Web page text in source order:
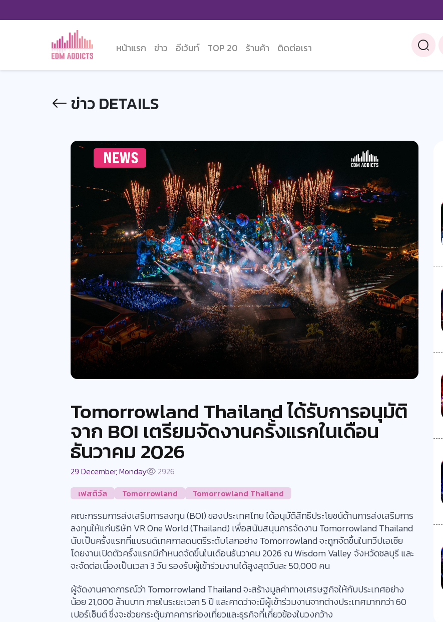
หน้าแรก ข่าว อีเว้นท์ TOP 20 ร้านค้า ติดต่อเรา
ข่าว DETAILS
Tomorrowland Thailand ได้รับการอนุมัติ
จาก BOI เตรียมจัดงานครั้งแรกในเดือน
ธันวาคม 2026
29 December, Monday
2926
เฟสติวัล
Tomorrowland Tomorrowland Thailand
คณะกรรมการส่งเสริมการลงทุน (BOI) ของประเทศไทย ได้อนุมัติสิทธิประโยชน์ด้านการส่งเสริมการ
ลงทุนให้แก่บริษัท VR One World (Thailand) เพื่อสนับสนุนการจัดงาน Tomorrowland Thailand
นับเป็นครั้งแรกที่แบรนด์เทศกาลดนตรีระดับโลกอย่าง Tomorrowland จะถูกจัดขึ้นในทวีปเอเชีย
โดยงานเปิดตัวครั้งแรกมีกำหนดจัดขึ้นในเดือนธันวาคม 2026 ณ Wisdom Valley จังหวัดชลบุรี และ
จะจัดต่อเนื่องเป็นเวลา 3 วัน รองรับผู้เข้าร่วมงานได้สูงสุดวันละ 50,000 คน
ผู้จัดงานคาดการณ์ว่า Tomorrowland Thailand จะสร้างมูลค่าทางเศรษฐกิจให้กับประเทศอย่าง
น้อย 21,000 ล้านบาท ภายในระยะเวลา 5 ปี และคาดว่าจะมีผู้เข้าร่วมงานจากต่างประเทศมากกว่า 60
เปอร์เซ็นต์ ซึ่งจะช่วยกระตุ้นภาคการท่องเที่ยวและธุรกิจที่เกี่ยวข้องในวงกว้าง